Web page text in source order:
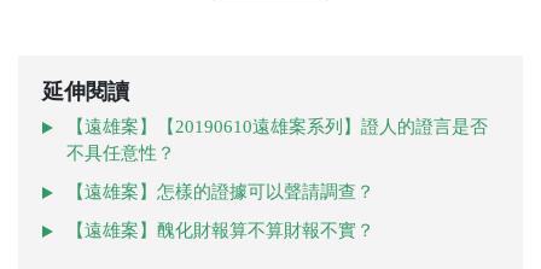
延伸閱讀
【遠雄案】【20190610遠雄案系列】證人的證言是否
不具任意性？
【遠雄案】怎樣的證據可以聲請調查？
【遠雄案】醜化財報算不算財報不實？